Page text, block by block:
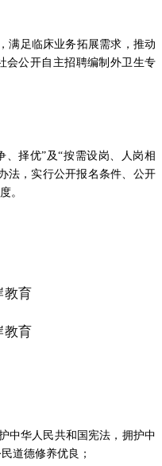
满足临床业务拓展需求，推动
会公开自主招聘编制外卫生专
择优”及“按需设岗、人岗相
法，实行公开报名条件、公开
。
中华人民共和国宪法，拥护中
道德修养优良；